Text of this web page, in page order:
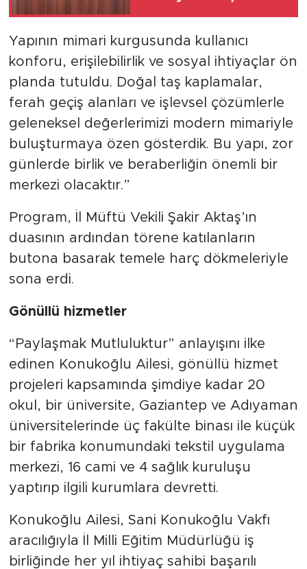
Yapının mimari kurgusunda kullanıcı
konforu, erişilebilirlik ve sosyal ihtiyaçlar ön
planda tutuldu. Doğal taş kaplamalar,
ferah geçiş alanları ve işlevsel çözümlerle
geleneksel değerlerimizi modern mimariyle
buluşturmaya özen gösterdik. Bu yapı, zor
günlerde birlik ve beraberliğin önemli bir
merkezi olacaktır.”
Program, İl Müftü Vekili Şakir Aktaş’ın
duasının ardından törene katılanların
butona basarak temele harç dökmeleriyle
sona erdi.
Gönüllü hizmetler
“Paylaşmak Mutluluktur” anlayışını ilke
edinen Konukoğlu Ailesi, gönüllü hizmet
projeleri kapsamında şimdiye kadar 20
okul, bir üniversite, Gaziantep ve Adıyaman
üniversitelerinde üç fakülte binası ile küçük
bir fabrika konumundaki tekstil uygulama
merkezi, 16 cami ve 4 sağlık kuruluşu
yaptırıp ilgili kurumlara devretti.
Konukoğlu Ailesi, Sani Konukoğlu Vakfı
aracılığıyla İl Milli Eğitim Müdürlüğü iş
birliğinde her yıl ihtiyaç sahibi başarılı